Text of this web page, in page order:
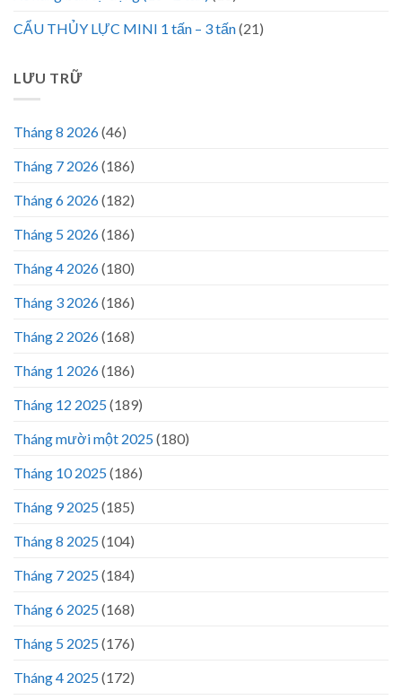
CẨU THỦY LỰC MINI 1 tấn – 3 tấn(21)
LƯU TRỮ
Tháng 8 2026(46)
Tháng 7 2026(186)
Tháng 6 2026(182)
Tháng 5 2026(186)
Tháng 4 2026(180)
Tháng 3 2026(186)
Tháng 2 2026(168)
Tháng 1 2026(186)
Tháng 12 2025(189)
Tháng mười một 2025(180)
Tháng 10 2025(186)
Tháng 9 2025(185)
Tháng 8 2025(104)
Tháng 7 2025(184)
Tháng 6 2025(168)
Tháng 5 2025(176)
Tháng 4 2025(172)